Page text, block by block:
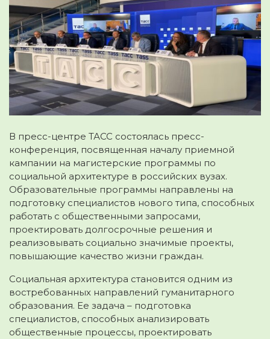
В пресс-центре ТАСС состоялась пресс-
конференция, посвященная началу приемной
кампании на магистерские программы по
социальной архитектуре в российских вузах.
Образовательные программы направлены на
подготовку специалистов нового типа, способных
работать с общественными запросами,
проектировать долгосрочные решения и
реализовывать социально значимые проекты,
повышающие качество жизни граждан.
Социальная архитектура становится одним из
востребованных направлений гуманитарного
образования. Ее задача – подготовка
специалистов, способных анализировать
общественные процессы, проектировать